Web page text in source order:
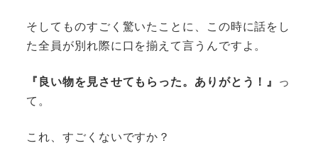
そしてものすごく驚いたことに、この時に話をし
た全員が別れ際に口を揃えて言うんですよ。
『良い物を見させてもらった。ありがとう！』
っ
て。
これ、すごくないですか？